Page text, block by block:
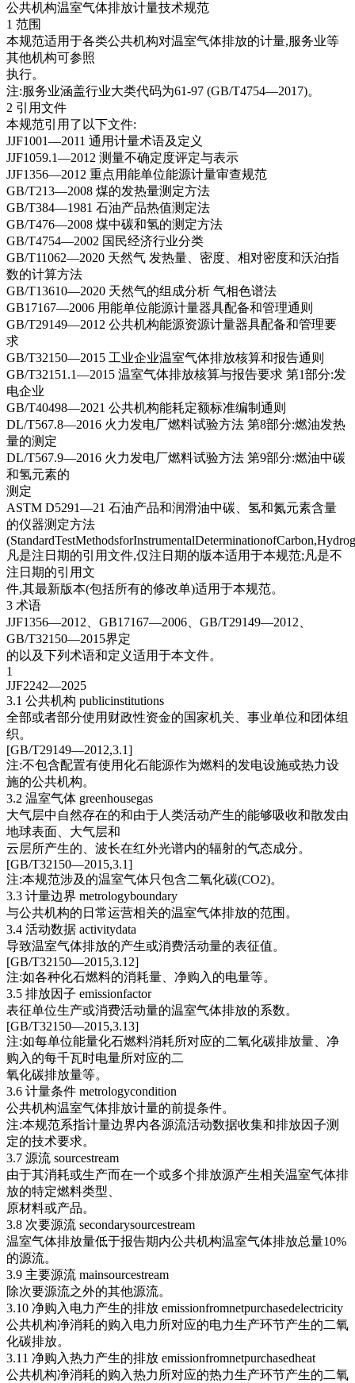
公共机构温室气体排放计量技术规范
1 范围
本规范适用于各类公共机构对温室气体排放的计量,服务业等
其他机构可参照
执行。
注:服务业涵盖行业大类代码为61-97 (GB/T4754—2017)。
2 引用文件
本规范引用了以下文件:
JJF1001—2011 通用计量术语及定义
JJF1059.1—2012 测量不确定度评定与表示
JJF1356—2012 重点用能单位能源计量审查规范
GB/T213—2008 煤的发热量测定方法
GB/T384—1981 石油产品热值测定法
GB/T476—2008 煤中碳和氢的测定方法
GB/T4754—2002 国民经济行业分类
GB/T11062—2020 天然气 发热量、密度、相对密度和沃泊指
数的计算方法
GB/T13610—2020 天然气的组成分析 气相色谱法
GB17167—2006 用能单位能源计量器具配备和管理通则
GB/T29149—2012 公共机构能源资源计量器具配备和管理要
求
GB/T32150—2015 工业企业温室气体排放核算和报告通则
GB/T32151.1—2015 温室气体排放核算与报告要求 第1部分:发
电企业
GB/T40498—2021 公共机构能耗定额标准编制通则
DL/T567.8—2016 火力发电厂燃料试验方法 第8部分:燃油发热
量的测定
DL/T567.9—2016 火力发电厂燃料试验方法 第9部分:燃油中碳
和氢元素的
测定
ASTM D5291—21 石油产品和润滑油中碳、氢和氮元素含量
的仪器测定方法
凡是注日期的引用文件,仅注日期的版本适用于本规范;凡是不
注日期的引用文
件,其最新版本(包括所有的修改单)适用于本规范。
3 术语
JJF1356—2012、GB17167—2006、GB/T29149—2012、
GB/T32150—2015界定
的以及下列术语和定义适用于本文件。
1
JJF2242—2025
3.1 公共机构 publicinstitutions
全部或者部分使用财政性资金的国家机关、事业单位和团体组
织。
[GB/T29149—2012,3.1]
注:不包含配置有使用化石能源作为燃料的发电设施或热力设
施的公共机构。
3.2 温室气体 greenhousegas
大气层中自然存在的和由于人类活动产生的能够吸收和散发由
地球表面、大气层和
云层所产生的、波长在红外光谱内的辐射的气态成分。
[GB/T32150—2015,3.1]
注:本规范涉及的温室气体只包含二氧化碳(CO2)。
3.3 计量边界 metrologyboundary
与公共机构的日常运营相关的温室气体排放的范围。
3.4 活动数据 activitydata
导致温室气体排放的产生或消费活动量的表征值。
[GB/T32150—2015,3.12]
注:如各种化石燃料的消耗量、净购入的电量等。
3.5 排放因子 emissionfactor
表征单位生产或消费活动量的温室气体排放的系数。
[GB/T32150—2015,3.13]
注:如每单位能量化石燃料消耗所对应的二氧化碳排放量、净
购入的每千瓦时电量所对应的二
氧化碳排放量等。
3.6 计量条件 metrologycondition
公共机构温室气体排放计量的前提条件。
注:本规范系指计量边界内各源流活动数据收集和排放因子测
定的技术要求。
3.7 源流 sourcestream
由于其消耗或生产而在一个或多个排放源产生相关温室气体排
放的特定燃料类型、
原材料或产品。
3.8 次要源流 secondarysourcestream
温室气体排放量低于报告期内公共机构温室气体排放总量10%
的源流。
3.9 主要源流 mainsourcestream
除次要源流之外的其他源流。
3.10 净购入电力产生的排放 emissionfromnetpurchasedelectricity
公共机构净消耗的购入电力所对应的电力生产环节产生的二氧
化碳排放。
3.11 净购入热力产生的排放 emissionfromnetpurchasedheat
公共机构净消耗的购入热力所对应的热力生产环节产生的二氧